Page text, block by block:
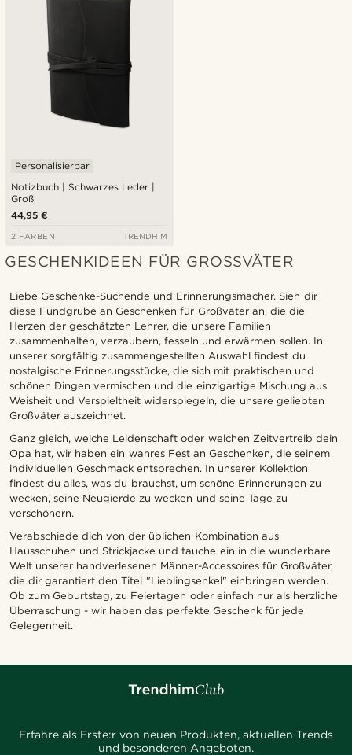
Notizbuch | Schwarzes Leder |
Groß
Personalisierbar
44,95 €
2 FARBEN TRENDHIM
GESCHENKIDEEN FÜR GROSSVÄTER
Liebe Geschenke-Suchende und Erinnerungsmacher. Sieh dir
diese Fundgrube an Geschenken für Großväter an, die die
Herzen der geschätzten Lehrer, die unsere Familien
zusammenhalten, verzaubern, fesseln und erwärmen sollen. In
unserer sorgfältig zusammengestellten Auswahl findest du
nostalgische Erinnerungsstücke, die sich mit praktischen und
schönen Dingen vermischen und die einzigartige Mischung aus
Weisheit und Verspieltheit widerspiegeln, die unsere geliebten
Großväter auszeichnet.
Ganz gleich, welche Leidenschaft oder welchen Zeitvertreib dein
Opa hat, wir haben ein wahres Fest an Geschenken, die seinem
individuellen Geschmack entsprechen. In unserer Kollektion
findest du alles, was du brauchst, um schöne Erinnerungen zu
wecken, seine Neugierde zu wecken und seine Tage zu
verschönern.
Verabschiede dich von der üblichen Kombination aus
Hausschuhen und Strickjacke und tauche ein in die wunderbare
Welt unserer handverlesenen Männer-Accessoires für Großväter,
die dir garantiert den Titel "Lieblingsenkel" einbringen werden.
Ob zum Geburtstag, zu Feiertagen oder einfach nur als herzliche
Überraschung - wir haben das perfekte Geschenk für jede
Gelegenheit.
Erfahre als Erste:r von neuen Produkten, aktuellen Trends
und besonderen Angeboten.